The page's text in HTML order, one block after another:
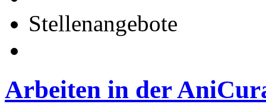
Stellenangebote
Arbeiten in der